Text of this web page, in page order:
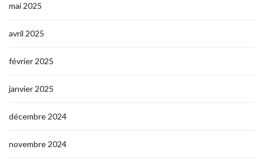
mai 2025
avril 2025
février 2025
janvier 2025
décembre 2024
novembre 2024